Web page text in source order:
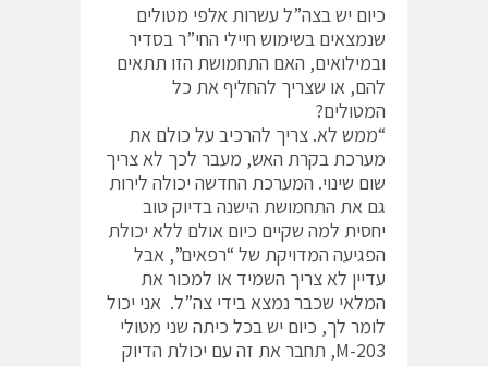
כיום יש בצה”ל עשרות אלפי מטולים
שנמצאים בשימוש חיילי החי”ר בסדיר
ובמילואים, האם התחמושת הזו תתאים
להם, או שצריך להחליף את כל
המטולים?
“ממש לא. צריך להרכיב על כולם את
מערכת בקרת האש, מעבר לכך לא צריך
שום שינוי. המערכת החדשה יכולה לירות
גם את התחמושת הישנה בדיוק טוב
יחסית למה שקיים כיום אולם ללא יכולת
הפגיעה המדויקת של “רפאים”, אבל
עדיין לא צריך השמיד או למכור את
המלאי שכבר נמצא בידי צה”ל. אני יכול
לומר לך, כיום יש בכל כיתה שני מטולי
M-203, תחבר את זה עם יכולת הדיוק